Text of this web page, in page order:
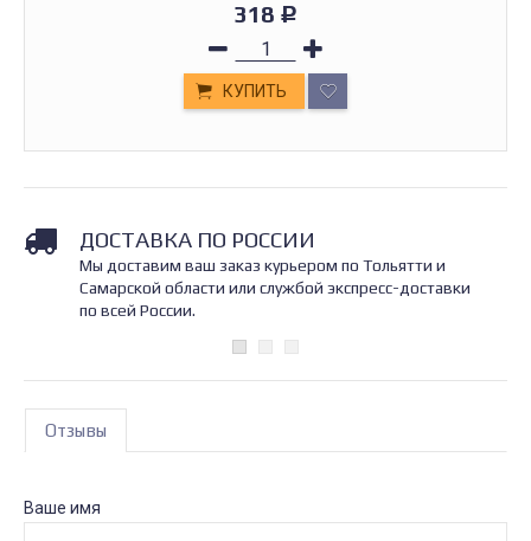
318 Р
КУПИТЬ
ДОСТАВКА ПО РОССИИ
Мы доставим ваш заказ курьером по Тольятти и
Самарской области или службой экспресс-доставки
по всей России.
Отзывы
Ваше имя